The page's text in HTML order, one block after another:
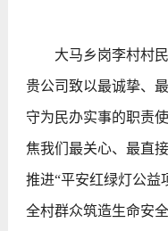
大马乡岗李村村民
贵公司致以最诚挚、
守为民办实事的职责
焦我们最关心、最直
推进“平安红绿灯公益
全村群众筑造生命安